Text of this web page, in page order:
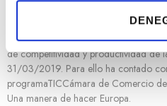
e
n
tecnologías de la información y de
mismas y gracias al que ha
de competitividad y productividad
31/03/2019. Para ello ha contado
programaTICCámara de Comercio
Una manera de hacer Europa.